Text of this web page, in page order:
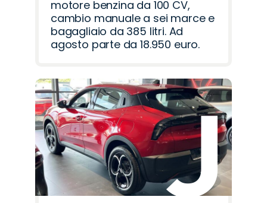
motore benzina da 100 CV,
cambio manuale a sei marce e
bagagliaio da 385 litri. Ad
agosto parte da 18.950 euro.